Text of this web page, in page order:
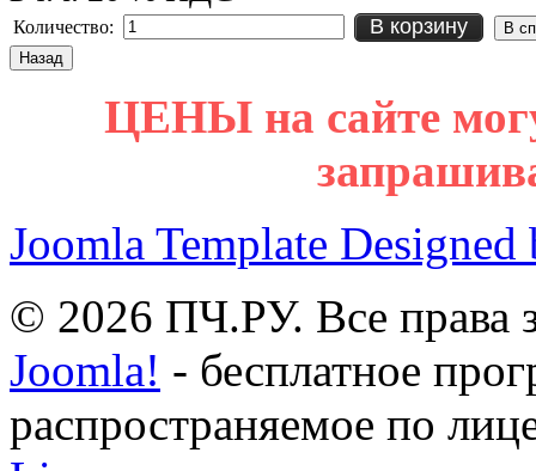
Количество: В корзину
ЦЕНЫ на сайте
Joomla Template Designed
© 2026 ПЧ.РУ. Все права
Joomla! - бесплатное
распространяемое по